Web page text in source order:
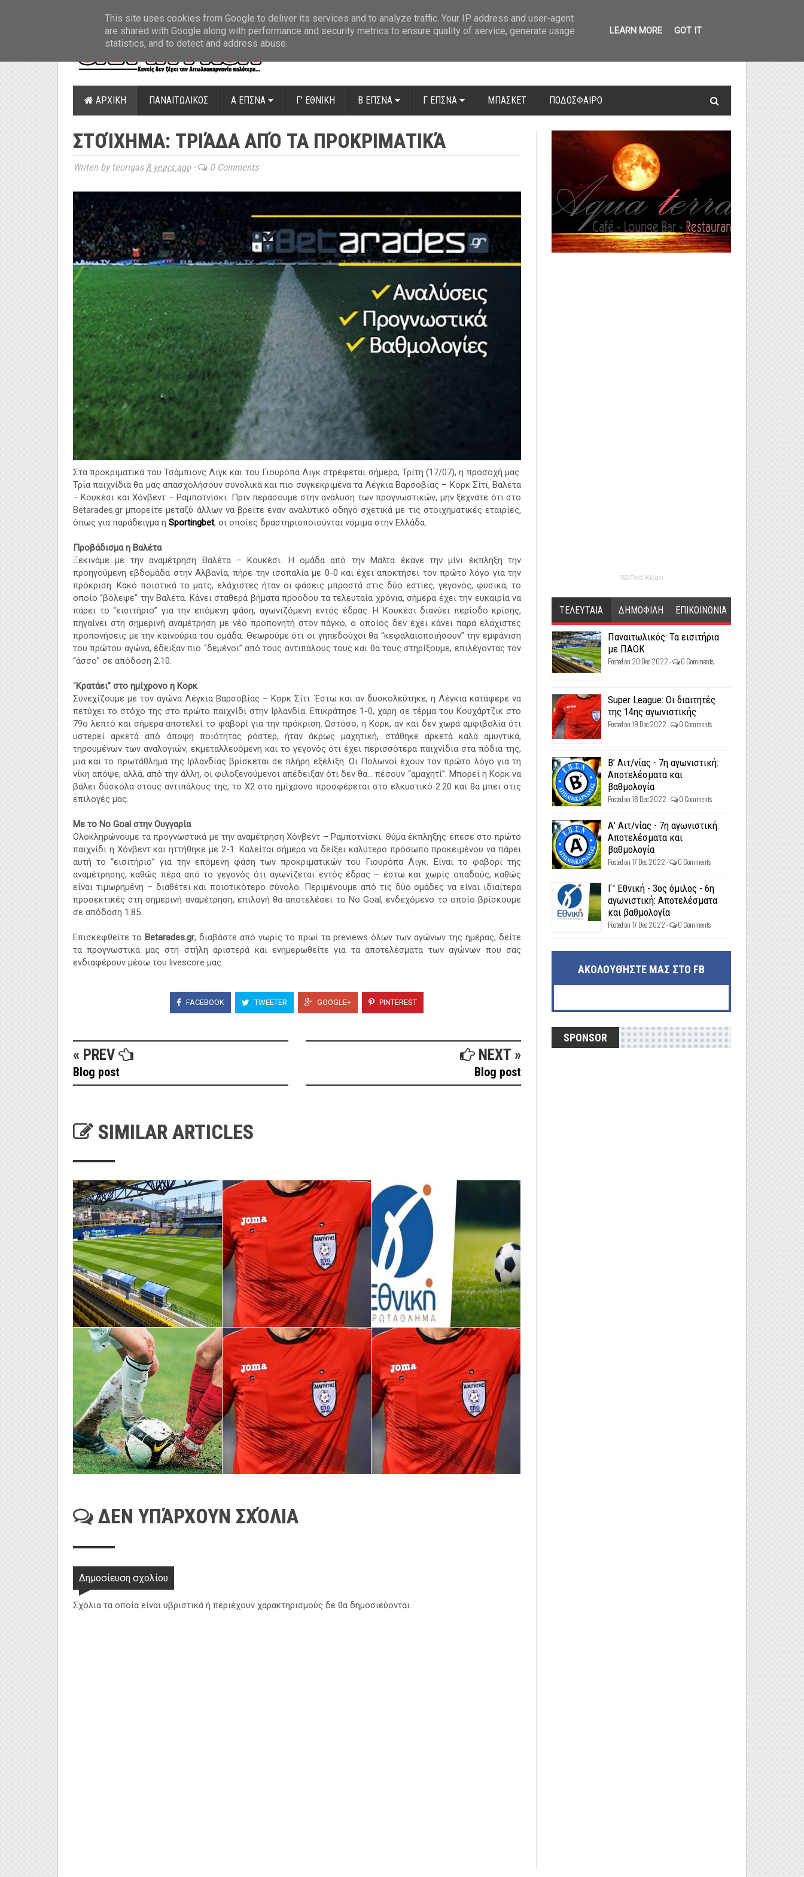
ΑΡΧΙΚΗ ΠΑΝΑΙΤΩΛΙΚΟΣ Α ΕΠΣΝΑ Γ' ΕΘΝΙΚΗ Β ΕΠΣΝΑ Γ ΕΠΣΝΑ ΜΠΑΣΚΕΤ ΠΟΔΟΣΦΑΙΡΟ
ΣΤΟΊΧΗΜΑ: ΤΡΙΆΔΑ ΑΠΌ ΤΑ ΠΡΟΚΡΙΜΑΤΙΚΆ
Writen by teorigas 8 years ago- 0 Comments
Στα προκριματικά του Τσάμπιονς Λιγκ και του Γιουρόπα Λιγκ στρέφεται σήμερα, Τρίτη (17/07), η προσοχή μας.
Τρία παιχνίδια θα μας απασχολήσουν συνολικά και πιο συγκεκριμένα τα Λέγκια Βαρσοβίας – Κορκ Σίτι, Βαλέτα
– Κουκέσι και Χόνβεντ – Ραμποτνίσκι. Πριν περάσουμε στην ανάλυση των προγνωστικών, μην ξεχνάτε ότι στο
Betarades.grμπορείτε μεταξύ άλλων να βρείτε έναν αναλυτικό οδηγό σχετικά με τις στοιχηματικές εταιρίες,
όπως για παράδειγμα η Sportingbet, οι οποίες δραστηριοποιούνται νόμιμα στην Ελλάδα.
Προβάδισμα η Βαλέτα
Ξεκινάμε με την αναμέτρηση Βαλέτα – Κουκέσι. Η ομάδα από την Μάλτα έκανε την μίνι έκπληξη την
προηγούμενη εβδομάδα στην Αλβανία, πήρε την ισοπαλία με 0-0 και έχει αποκτήσει τον πρώτο λόγο για την
πρόκριση. Κακό ποιοτικά το ματς, ελάχιστες ήταν οι φάσεις μπροστά στις δύο εστίες, γεγονός, φυσικά, το
οποίο “βόλεψε” την Βαλέτα. Κάνει σταθερά βήματα προόδου τα τελευταία χρόνια, σήμερα έχει την ευκαιρία να
πάρει το “εισιτήριο” για την επόμενη φάση, αγωνιζόμενη εντός έδρας. Η Κουκέσι διανύει περίοδο κρίσης,
πηγαίνει στη σημερινή αναμέτρηση με νέο προπονητή στον πάγκο, ο οποίος δεν έχει κάνει παρά ελάχιστες
προπονήσεις με την καινούριατου ομάδα. Θεωρούμε ότι οι γηπεδούχοι θα “κεφαλαιοποιήσουν” την εμφάνιση
του πρώτου αγώνα, έδειξαν πιο “δεμένοι” από τους αντιπάλους τους και θα τους στηρίξουμε, επιλέγοντας τον
“άσσο” σε απόδοση 2.10.
“Κρατάει” στο ημίχρονο η Κορκ
Συνεχίζουμε με τον αγώνα Λέγκια Βαρσοβίας – Κορκ Σίτι.Έστω και αν δυσκολεύτηκε, η Λέγκια κατάφερε να
πετύχει το στόχο της στο πρώτο παιχνίδι στην Ιρλανδία. Επικράτησε 1-0, χάρη σε τέρμα του Κουχάρτζικ στο
79ο λεπτό και σήμερα αποτελεί το φαβορί για την πρόκριση. Ωστόσο, η Κορκ, αν και δεν χωρά αμφιβολία ότι
υστερεί αρκετά από άποψη ποιότητας ρόστερ, ήταν άκρως μαχητική, στάθηκε αρκετά καλά αμυντικά,
τηρουμένων των αναλογιών, εκμεταλλευόμενη και το γεγονός ότι έχει περισσότερα παιχνίδια στα πόδια της,
μια και το πρωτάθλημα της Ιρλανδίας βρίσκεται σε πλήρη εξέλιξη. Οι Πολωνοί έχουν τον πρώτο λόγο για τη
νίκη απόψε, αλλά, από την άλλη, οι φιλοξενούμενοι απέδειξαν ότι δεν θα... πέσουν “αμαχητί”. Μπορεί η Κορκ να
βάλει δύσκολα στους αντιπάλους της, το Χ2 στο ημίχρονο προσφέρεται στο ελκυστικό 2.20 και θα μπει στις
επιλογές μας.
Με το No Goal στην Ουγγαρία
Ολοκληρώνουμε τα προγνωστικά με την αναμέτρηση Χόνβεντ – Ραμποτνίσκι. Θύμα έκπληξης έπεσε στο πρώτο
παιχνίδι η Χόνβεντ και ηττήθηκε με 2-1. Καλείται σήμερα να δείξει καλύτερο πρόσωπο προκειμένου να πάρει
αυτή το “εισιτήριο” για την επόμενη φάση των προκριματικών του Γιουρόπα Λιγκ. Είναι το φαβορί της
αναμέτρησης, καθώς πέρα από το γεγονός ότι αγωνίζεται εντός έδρας – έστω και χωρίς οπαδούς, καθώς
είναι τιμωρημένη – διαθέτει και ποιοτικότερο σύνολο. Περιμένουμε από τις δύο ομάδες να είναι ιδιαίτερα
προσεκτικές στη σημερινή αναμέτρηση, επιλογή θα αποτελέσει το No Goal,ενδεχόμενο το οποίο βρίσκουμε
σε απόδοση 1.85.
Επισκεφθείτε το Betarades.gr, διαβάστε από νωρίς το πρωί τα previews όλων των αγώνων της ημέρας, δείτε
τα προγνωστικά μας στη στήλη αριστερά και ενημερωθείτε για τα αποτελέσματα των αγώνων που σας
ενδιαφέρουν μέσω του livescore μας.
FACEBOOK TWEETER GOOGLE+ PINTEREST
« PREV
Blog post
NEXT »
Blog post
SIMILAR ARTICLES
ΔΕΝ ΥΠΆΡΧΟΥΝ ΣΧΌΛΙΑ
Δημοσίευση σχολίου
Σχόλια τα οποία είναι υβριστικά ή περιέχουν χαρακτηρισμούς δε θα δημοσιεύονται.
RSS Feed Widget
ΤΕΛΕΥΤΑΙΑ ΔΗΜΟΦΙΛΗ ΕΠΙΚΟΙΝΩΝΙΑ
Παναιτωλικός: Τα εισιτήρια
με ΠΑΟΚ
Posted on 20 Dec 2022 - 0 Comments
Super League: Οι διαιτητές
της 14ης αγωνιστικής
Posted on 19 Dec 2022 - 0 Comments
Β' Αιτ/νίας - 7η αγωνιστική:
Αποτελέσματα και
βαθμολογία
Posted on 18 Dec 2022 - 0 Comments
Α' Αιτ/νίας - 7η αγωνιστική:
Αποτελέσματα και
βαθμολογία
Posted on 17 Dec 2022 - 0 Comments
Γ' Εθνική - 3ος όμιλος - 6η
αγωνιστική: Αποτελέσματα
και βαθμολογία
Posted on 17 Dec 2022 - 0 Comments
ΑΚΟΛΟΥΘΉΣΤΕ ΜΑΣ ΣΤΟ FB
SPONSOR
This site uses cookies from Google to deliver its services and to analyze traffic. Your IP address and user-agent
are shared with Google along with performance and security metrics to ensure quality of service, generate usage
statistics, and to detect and address abuse.
LEARN MORE GOT IT